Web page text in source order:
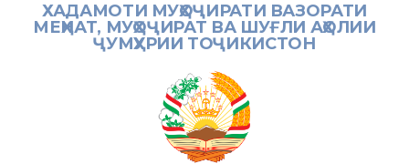
ХАДАМОТИ МУҲОҶИРАТИ ВАЗОРАТИ
МЕҲНАТ, МУҲОҶИРАТ ВА ШУҒЛИ АҲОЛИИ
ҶУМҲУРИИ ТОҶИКИСТОН